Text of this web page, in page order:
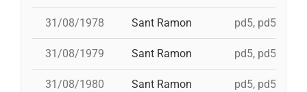
31/08/1978 Sant Ramon pd5, pd5, pd5,
31/08/1979 Sant Ramon pd5, pd5, pd5,
31/08/1980 Sant Ramon pd5, pd5, pd5,